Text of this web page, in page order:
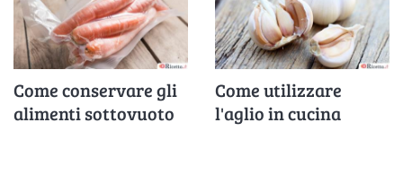
Come conservare gli
alimenti sottovuoto
Come utilizzare
l'aglio in cucina